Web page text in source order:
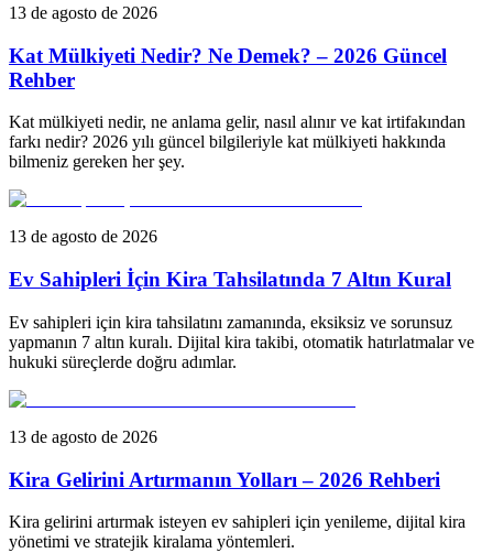
13 de agosto de 2026
Kat Mülkiyeti Nedir? Ne Demek? – 2026 Güncel
Rehber
Kat mülkiyeti nedir, ne anlama gelir, nasıl alınır ve kat irtifakından
farkı nedir? 2026 yılı güncel bilgileriyle kat mülkiyeti hakkında
bilmeniz gereken her şey.
13 de agosto de 2026
Ev Sahipleri İçin Kira Tahsilatında 7 Altın Kural
Ev sahipleri için kira tahsilatını zamanında, eksiksiz ve sorunsuz
yapmanın 7 altın kuralı. Dijital kira takibi, otomatik hatırlatmalar ve
hukuki süreçlerde doğru adımlar.
13 de agosto de 2026
Kira Gelirini Artırmanın Yolları – 2026 Rehberi
Kira gelirini artırmak isteyen ev sahipleri için yenileme, dijital kira
yönetimi ve stratejik kiralama yöntemleri.